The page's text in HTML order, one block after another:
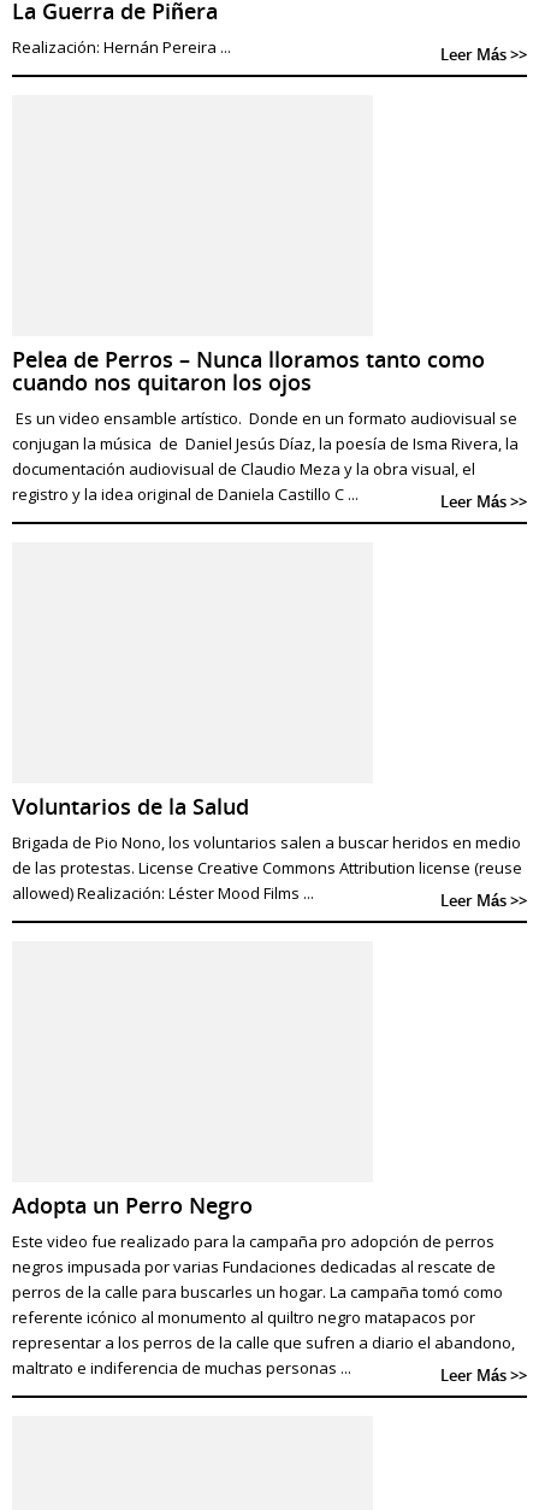
La Guerra de Piñera
Realización: Hernán Pereira ... Leer Más >>
Pelea de Perros – Nunca lloramos tanto como
cuando nos quitaron los ojos
Es un video ensamble artístico. Donde en un formato audiovisual se
conjugan la música de Daniel Jesús Díaz, la poesía de Isma Rivera, la
documentación audiovisual de Claudio Meza y la obra visual, el
registro y la idea original de Daniela Castillo C ...
Leer Más >>
Voluntarios de la Salud
Brigada de Pio Nono, los voluntarios salen a buscar heridos en medio
de las protestas. License Creative Commons Attribution license (reuse
allowed) Realización: Léster Mood Films ...
Leer Más >>
Adopta un Perro Negro
Este video fue realizado para la campaña pro adopción de perros
negros impusada por varias Fundaciones dedicadas al rescate de
perros de la calle para buscarles un hogar. La campaña tomó como
referente icónico al monumento al quiltro negro matapacos por
representar a los perros de la calle que sufren a diario el abandono,
maltrato e indiferencia de muchas personas ...
Leer Más >>